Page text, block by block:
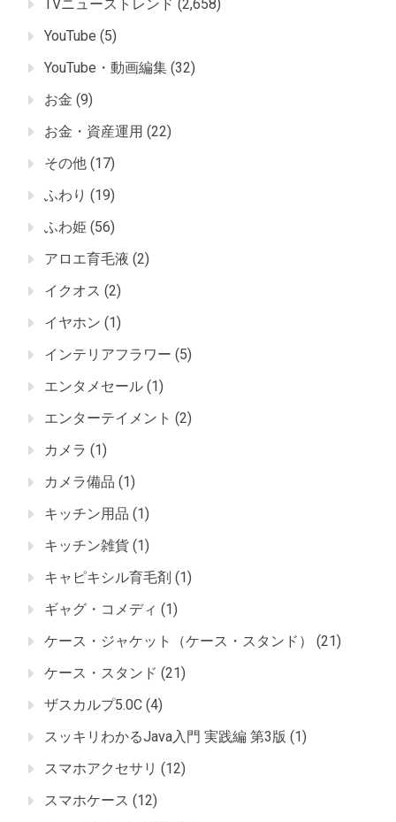
TVニューストレンド (2,658)
YouTube (5)
YouTube・動画編集 (32)
お金 (9)
お金・資産運用 (22)
その他 (17)
ふわり (19)
ふわ姫 (56)
アロエ育毛液 (2)
イクオス (2)
イヤホン (1)
インテリアフラワー (5)
エンタメセール (1)
エンターテイメント (2)
カメラ (1)
カメラ備品 (1)
キッチン用品 (1)
キッチン雑貨 (1)
キャピキシル育毛剤 (1)
ギャグ・コメディ (1)
ケース・ジャケット（ケース・スタンド）
(21)
ケース・スタンド (21)
ザスカルプ5.0C (4)
スッキリわかるJava入門 実践編 第3版 (1)
スマホアクセサリ (12)
スマホケース (12)